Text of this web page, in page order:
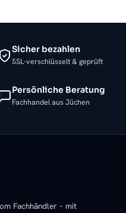
Sicher bezahlen
SSL-verschlüsselt & geprüft
Persönliche Beratung
Fachhandel aus Jüchen
Fachhändler – mit